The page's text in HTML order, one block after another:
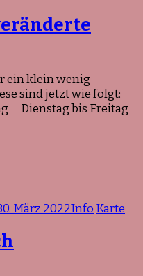
ein klein wenig
sind jetzt wie folgt:
Dienstag bis Freitag
März 2022Info Karte